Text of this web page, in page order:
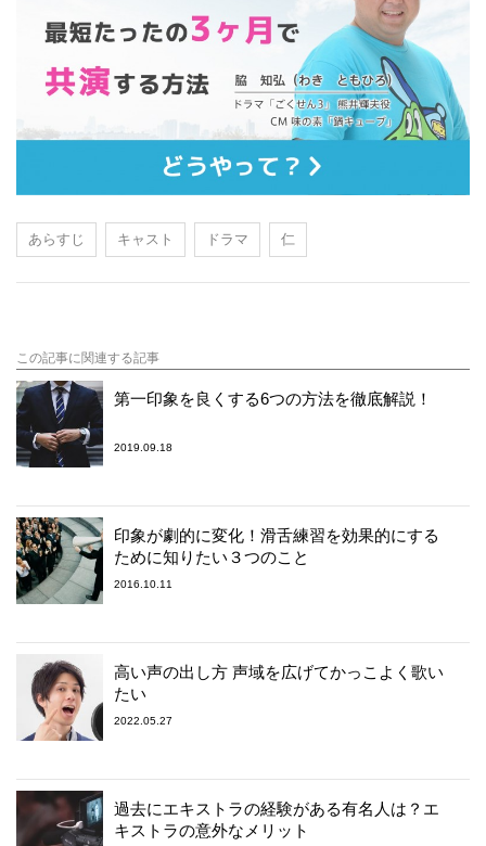
あらすじ キャスト ドラマ 仁
この記事に関連する記事
第一印象を良くする6つの方法を徹底解説！
2019.09.18
印象が劇的に変化！滑舌練習を効果的にする
ために知りたい３つのこと
2016.10.11
高い声の出し方 声域を広げてかっこよく歌い
たい
2022.05.27
過去にエキストラの経験がある有名人は？エ
キストラの意外なメリット